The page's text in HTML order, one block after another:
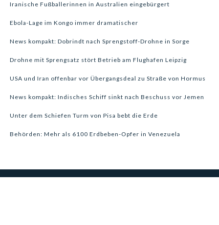
Iranische Fußballerinnen in Australien eingebürgert
Ebola-Lage im Kongo immer dramatischer
News kompakt: Dobrindt nach Sprengstoff-Drohne in Sorge
Drohne mit Sprengsatz stört Betrieb am Flughafen Leipzig
USA und Iran offenbar vor Übergangsdeal zu Straße von Hormus
News kompakt: Indisches Schiff sinkt nach Beschuss vor Jemen
Unter dem Schiefen Turm von Pisa bebt die Erde
Behörden: Mehr als 6100 Erdbeben-Opfer in Venezuela